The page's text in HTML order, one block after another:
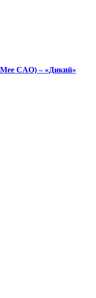
CAO) – «Дикий»